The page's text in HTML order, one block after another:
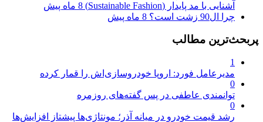
آشنایی با مد پایدار (Sustainable Fashion)
8 ماه پیش
چرا ال90 زشت است؟
8 ماه پیش
پربحث‌ترین مطالب
1
مدیرعامل فورد: اروپا خودروسازی‌اش را قمار کرده
0
توانمندی عاطفی در پس گفته‌های روزمره
0
رشد قیمت خودرو در میانه آذر؛ مونتاژی‌ها پیشتاز افزایش‌ها